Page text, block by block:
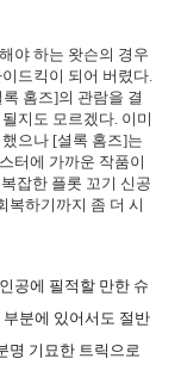
야 하는 왓슨의 경우
드킥이 되어 버렸다.
홈즈]의 관람을 결
지도 모르겠다. 이미
으나 [셜록 홈즈]는
터에 가까운 작품이
잡한 플롯 꼬기 신공
복하기까지 좀 더 시
공에 필적할 만한 슈
분에 있어서도 절반
명 기묘한 트릭으로